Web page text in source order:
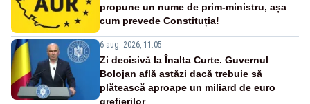
propune un nume de prim-ministru, așa
cum prevede Constituția!
6 aug. 2026, 11:05
Zi decisivă la Înalta Curte. Guvernul
Bolojan află astăzi dacă trebuie să
plătească aproape un miliard de euro
grefierilor